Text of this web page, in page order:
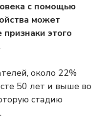
с помощью
может
этого
около 22%
50 лет и выше во
стадию